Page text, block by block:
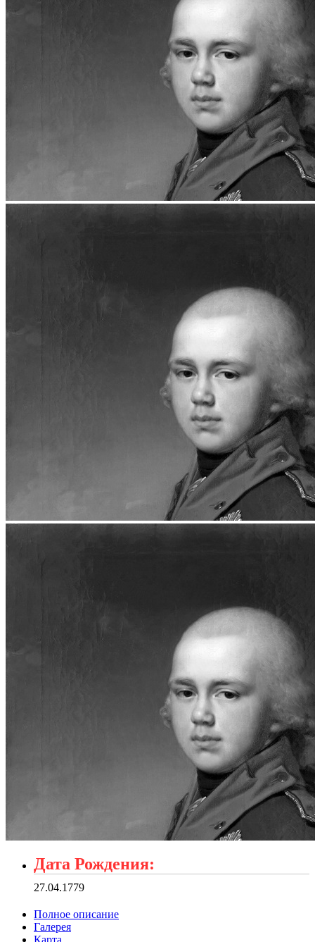
Дата Рождения:
27.04.1779
Полное описание
Галерея
Карта